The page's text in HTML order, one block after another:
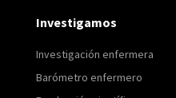
Investigamos
Investigación enfermera
Barómetro enfermero